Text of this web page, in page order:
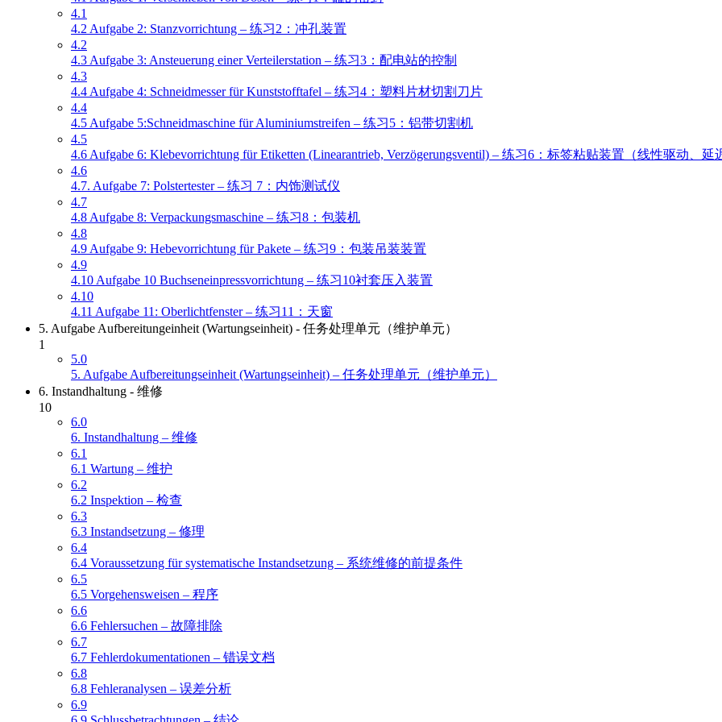
4.1
4.2 Aufgabe 2: Stanzvorrichtung – 练习2：冲孔装置
4.2
4.3 Aufgabe 3: Ansteuerung einer Verteilerstation – 练习3：配电站的控制
4.3
4.4 Aufgabe 4: Schneidmesser für Kunststofftafel – 练习4：塑料片材切割刀片
4.4
4.5 Aufgabe 5:Schneidmaschine für Aluminiumstreifen – 练习5：铝带切割机
4.5
4.6 Aufgabe 6: Klebevorrichtung für Etiketten (Linearantrieb, Verzögerungsventil) – 练习6：标签粘贴装置（线性驱动、延
4.6
4.7. Aufgabe 7: Polstertester – 练习 7：内饰测试仪
4.7
4.8 Aufgabe 8: Verpackungsmaschine – 练习8：包装机
4.8
4.9 Aufgabe 9: Hebevorrichtung für Pakete – 练习9：包装吊装装置
4.9
4.10 Aufgabe 10 Buchseneinpressvorrichtung – 练习10衬套压入装置
4.10
4.11 Aufgabe 11: Oberlichtfenster – 练习11：天窗
5. Aufgabe Aufbereitungeinheit (Wartungseinheit) - 任务处理单元（维护单元）
1
5.0
5. Aufgabe Aufbereitungseinheit (Wartungseinheit) – 任务处理单元（维护单元）
6. Instandhaltung - 维修
10
6.0
6. Instandhaltung – 维修
6.1
6.1 Wartung – 维护
6.2
6.2 Inspektion – 检查
6.3
6.3 Instandsetzung – 修理
6.4
6.4 Voraussetzung für systematische Instandsetzung – 系统维修的前提条件
6.5
6.5 Vorgehensweisen – 程序
6.6
6.6 Fehlersuchen – 故障排除
6.7
6.7 Fehlerdokumentationen – 错误文档
6.8
6.8 Fehleranalysen – 误差分析
6.9